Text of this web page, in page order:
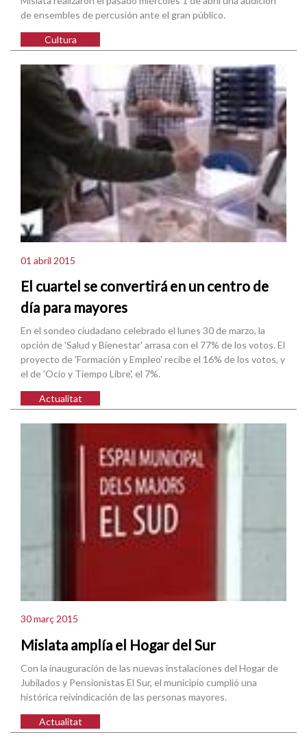
de ensembles de percusión ante el gran público.
Cultura
01 abril 2015
El cuartel se convertirá en un centro de
día para mayores
En el sondeo ciudadano celebrado el lunes 30 de marzo, la
opción de 'Salud y Bienestar' arrasa con el 77% de los votos. El
proyecto de 'Formación y Empleo' recibe el 16% de los votos, y
el de 'Ocio y Tiempo Libre', el 7%.
Actualitat
30 març 2015
Mislata amplía el Hogar del Sur
Con la inauguración de las nuevas instalaciones del Hogar de
Jubilados y Pensionistas El Sur, el municipio cumplió una
histórica reivindicación de las personas mayores.
Actualitat